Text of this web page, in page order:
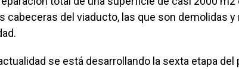
cabeceras del viaducto, las que son demolidas
se está desarrollando la sexta etapa del